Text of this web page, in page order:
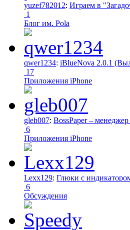
yuzef782012: Играем в
1
Блог им. Pola
qwer1234: iBlueNova 2.0.1
17
Приложения iPhone
gleb007: BossPaper – менеджер
6
Приложения iPhone
Lexx129: Глюки с
6
Обсуждения